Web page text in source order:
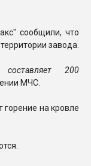
сообщили, что
завода.
составляет 200
МЧС.
горение на кровле